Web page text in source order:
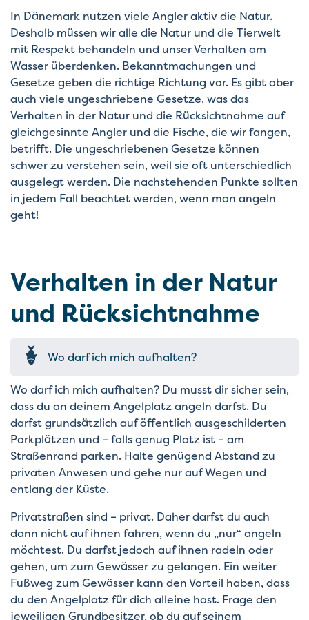
In Dänemark nutzen viele Angler aktiv die Natur.
Deshalb müssen wir alle die Natur und die Tierwelt
mit Respekt behandeln und unser Verhalten am
Wasser überdenken. Bekanntmachungen und
Gesetze geben die richtige Richtung vor. Es gibt aber
auch viele ungeschriebene Gesetze, was das
Verhalten in der Natur und die Rücksichtnahme auf
gleichgesinnte Angler und die Fische, die wir fangen,
betrifft. Die ungeschriebenen Gesetze können
schwer zu verstehen sein, weil sie oft unterschiedlich
ausgelegt werden. Die nachstehenden Punkte sollten
in jedem Fall beachtet werden, wenn man angeln
geht!
Verhalten in der Natur
und Rücksichtnahme
Wo darf ich mich aufhalten?
Wo darf ich mich aufhalten? Du musst dir sicher sein,
dass du an deinem Angelplatz angeln darfst. Du
darfst grundsätzlich auf öffentlich ausgeschilderten
Parkplätzen und – falls genug Platz ist – am
Straßenrand parken. Halte genügend Abstand zu
privaten Anwesen und gehe nur auf Wegen und
entlang der Küste.
Privatstraßen sind – privat. Daher darfst du auch
dann nicht auf ihnen fahren, wenn du „nur“ angeln
möchtest. Du darfst jedoch auf ihnen radeln oder
gehen, um zum Gewässer zu gelangen. Ein weiter
Fußweg zum Gewässer kann den Vorteil haben, dass
du den Angelplatz für dich alleine hast. Frage den
jeweiligen Grundbesitzer, ob du auf seinem